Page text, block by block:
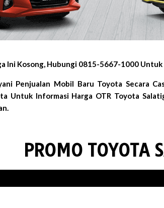
Ini Kosong, Hubungi 0815-5667-1000 Untuk
Penjualan Mobil Baru Toyota Secara
Untuk Informasi Harga OTR Toyota
PROMO TOYOTA